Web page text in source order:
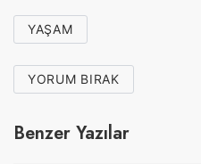
YAŞAM
YORUM BIRAK
Benzer Yazılar